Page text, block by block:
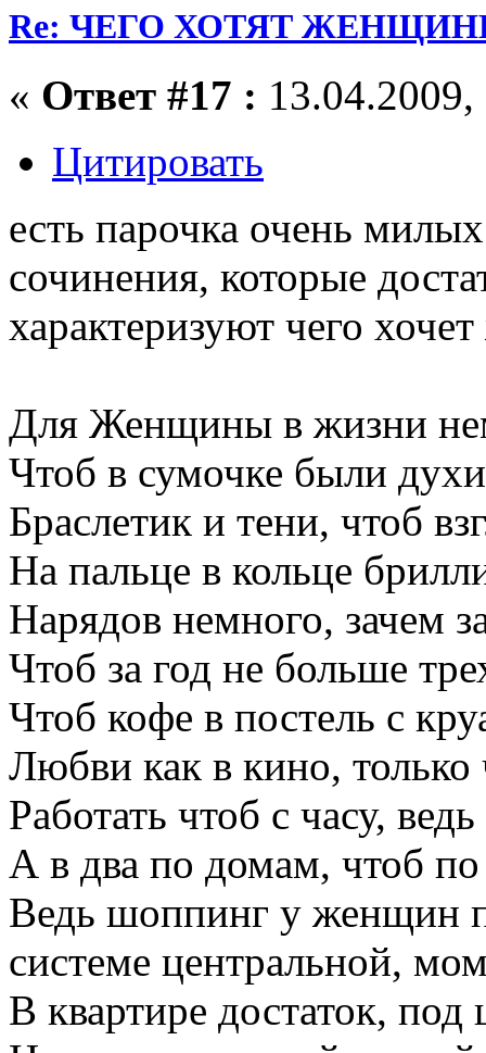
Re: ЧЕГО ХОТЯТ
« Ответ #17 :
Цитировать
есть парочка очень
сочинения, которые
характеризуют чего
Для Женщины в жизни
Чтоб в сумочке были
Браслетик и тени, чтоб
На пальце в кольце
Нарядов немного, зачем
Чтоб за год не больше
Чтоб кофе в постель с
Любви как в кино, только
Работать чтоб с часу,
А в два по домам, чтоб по
Ведь шоппинг у женщин
системе центральной,
В квартире достаток, под